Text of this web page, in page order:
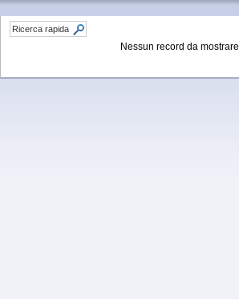
Nessun record da mostrare